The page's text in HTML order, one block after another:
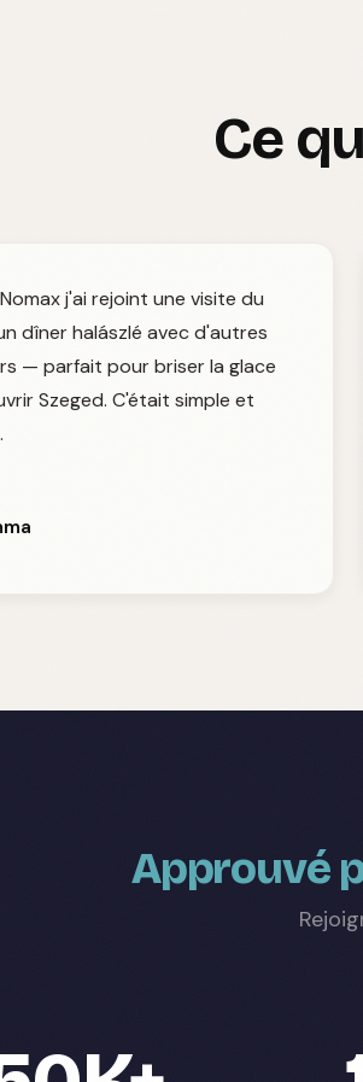
Ce
j'ai rejoint une visite du
dîner halászlé avec d'autres
— parfait pour briser la glace
Szeged. C'était simple et
Approuvé